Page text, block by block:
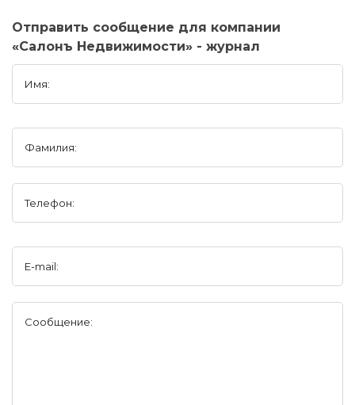
Отправить сообщение для компании
«Салонъ Недвижимости» - журнал
Имя:
Фамилия:
Телефон:
E-mail:
Сообщение: